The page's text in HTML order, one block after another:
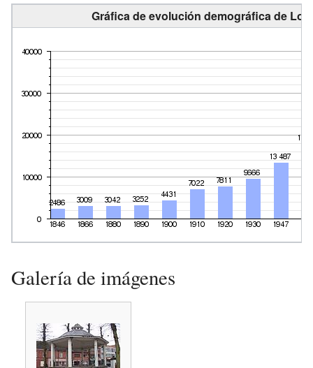
Gráfica de evolución demográfica de
Galería de imágenes